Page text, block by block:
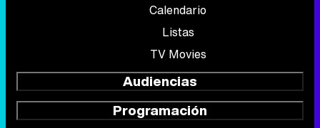
Calendario
Listas
TV Movies
Audiencias
Programación